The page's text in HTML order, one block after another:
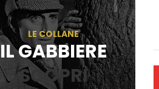
LE COLLANE
IL GABBIERE
SCOPRI